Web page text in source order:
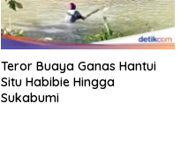
Teror Buaya Ganas Hantui
Situ Habibie Hingga
Sukabumi